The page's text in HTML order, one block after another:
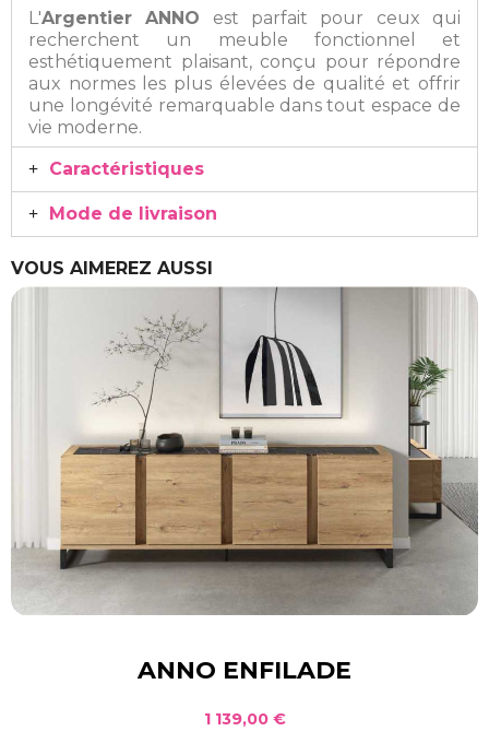
L'Argentier ANNO est parfait pour ceux qui
recherchent un meuble fonctionnel et
esthétiquement plaisant, conçu pour répondre
aux normes les plus élevées de qualité et offrir
une longévité remarquable dans tout espace de
vie moderne.
Caractéristiques
Mode de livraison
VOUS AIMEREZ AUSSI
ANNO ENFILADE
1 139,00 €